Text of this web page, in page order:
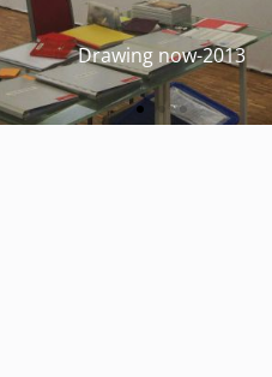
Drawing now-2013